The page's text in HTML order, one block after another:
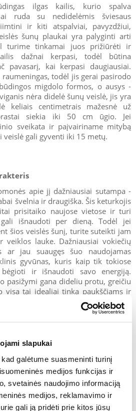
slapukai
galėtume suasmeninti turinį
medijos funkcijas ir
svetainės naudojimo informaciją
medijos, reklamavimo ir
gali ją pridėti prie kitos jūsų
ilgas kailis, kurio spalva
ruda su nedidelėmis šviesaus
ir kiti atspalviai, pavyzdžiui,
šunų plaukai yra palyginti arti
turime tinkamai juos prižiūrėti ir
dažnai kerpasi, todėl būtina
pavasarį, kai kerpasi daugiausiai.
todėl jis gerai pasirodo
migdolo formos, o ausys -
nėra didelė šunų veislė, jis yra
keliais centimetrais mažesnė už
siekia iki 50 cm ūgio. Jei
sveikata ir paįvairiname mitybą
veislė gali gyventi iki 15 metų.
apie jį dažniausiai sutampa -
švelnia ir draugiška. Šis keturkojis
prisitaiko naujose vietose ir turi
išnaudoti per dieną. Todėl jei
šios veislės šunį, turite suteikti jam
veiklos lauke. Dažniausiai vokiečių
ar jau suaugęs šuo naudojamas
gyvūnas, kuris kaip tik tokiose
ir išnaudoti savo energiją.
pasižymi gana dideliu protu, greičiu
visa tai idealiai tinka paukščiams ir
gyvūnams medžioti.
specifiniu charakteriu, kuriam reikia
patartina laiku pradėti nustatyti jam
skirtą pavadėlį arba kreiptis į